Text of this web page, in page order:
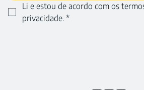
Li e estou de acordo com os
privacidade. *